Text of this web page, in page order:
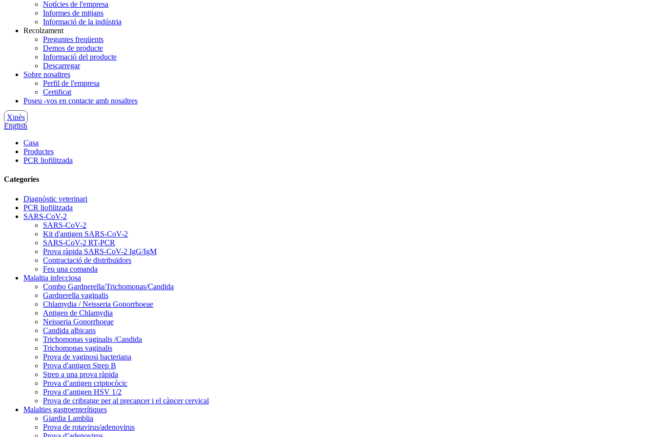
Notícies de l'empresa
Informes de mitjans
Informació de la indústria
Recolzament
Preguntes freqüents
Demos de producte
Informació del producte
Descarregar
Sobre nosaltres
Perfil de l'empresa
Certificat
Poseu -vos en contacte amb nosaltres
Xinès
English
Casa
Productes
PCR liofilitzada
Categories
Diagnòstic veterinari
PCR liofilitzada
SARS-CoV-2
SARS-CoV-2
Kit d'antigen SARS-CoV-2
SARS-CoV-2 RT-PCR
Prova ràpida SARS-CoV-2 IgG/IgM
Contractació de distribuïdors
Feu una comanda
Malaltia infecciosa
Combo Gardnerella/Trichomonas/Candida
Gardnerella vaginalis
Chlamydia / Neisseria Gonorrhoeae
Antigen de Chlamydia
Neisseria Gonorrhoeae
Candida albicans
Trichomonas vaginalis /Candida
Trichomonas vaginalis
Prova de vaginosi bacteriana
Prova d'antigen Strep B
Strep a una prova ràpida
Prova d’antigen criptocòcic
Prova d’antigen HSV 1/2
Prova de cribratge per al precancer i el càncer cervical
Malalties gastroenterítiques
Giardia Lamblia
Prova de rotavirus/adenovirus